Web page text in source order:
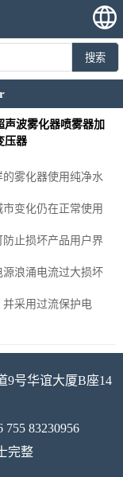
搜索
声波雾化器喷雾器加
压器
雾化器使用纯净水
变化仍在正常使用
止损坏产品用户界
浪涌电流过大损坏
采用过流保护电
9号华谊大厦B座14
755 83230956
完整